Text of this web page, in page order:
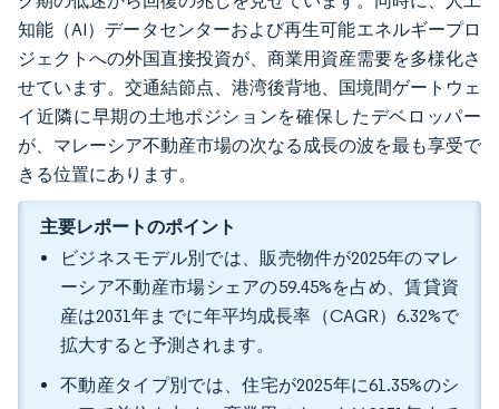
知能（AI）データセンターおよび再生可能エネルギープロ
ジェクトへの外国直接投資が、商業用資産需要を多様化さ
せています。交通結節点、港湾後背地、国境間ゲートウェ
イ近隣に早期の土地ポジションを確保したデベロッパー
が、マレーシア不動産市場の次なる成長の波を最も享受で
きる位置にあります。
主要レポートのポイント
ビジネスモデル別では、販売物件が2025年のマレ
ーシア不動産市場シェアの59.45%を占め、賃貸資
産は2031年までに年平均成長率（CAGR）6.32%で
拡大すると予測されます。
不動産タイプ別では、住宅が2025年に61.35%のシ